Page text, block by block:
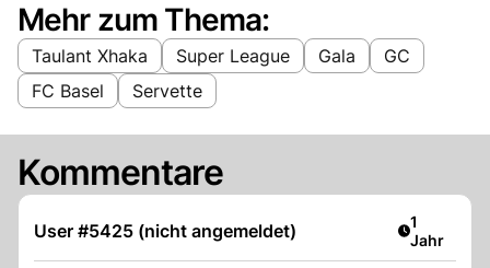
Mehr zum Thema:
Taulant Xhaka Super League Gala
GC
FC Basel
Servette
Kommentare
User #5425 (nicht angemeldet) Artikel
1
Jahr